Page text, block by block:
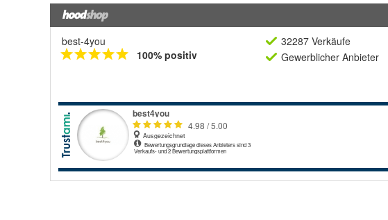
best-4you
100% positiv
32287 Verkäufe
Gewerblicher Anbieter